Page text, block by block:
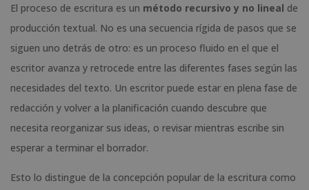
El proceso de escritura es un método recursivo y no lineal de
producción textual. No es una secuencia rígida de pasos que se
siguen uno detrás de otro: es un proceso fluido en el que el
escritor avanza y retrocede entre las diferentes fases según las
necesidades del texto. Un escritor puede estar en plena fase de
redacción y volver a la planificación cuando descubre que
necesita reorganizar sus ideas, o revisar mientras escribe sin
esperar a terminar el borrador.
Esto lo distingue de la concepción popular de la escritura como